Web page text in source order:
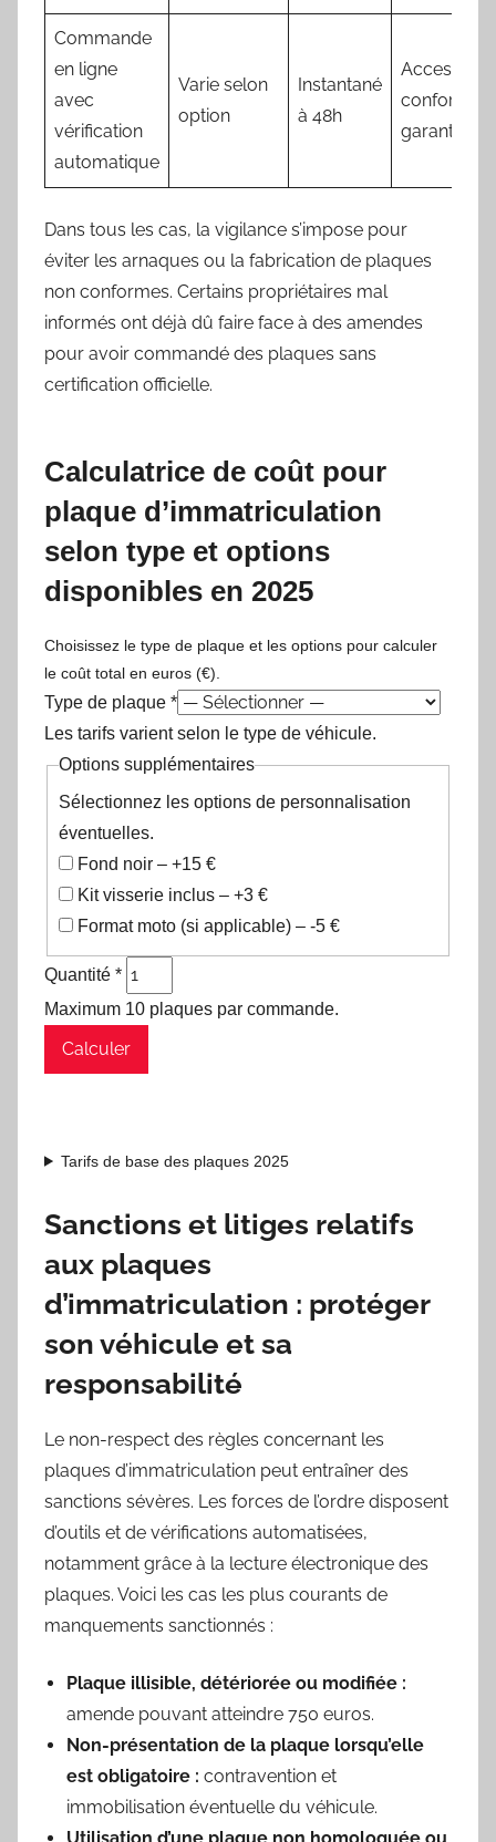
Commande
en ligne
avec
vérification
automatique
Varie selon
option
Instantané
à 48h
conformité
garanties
Dans tous les cas, la vigilance s’impose pour
éviter les arnaques ou la fabrication de plaques
non conformes. Certains propriétaires mal
informés ont déjà dû faire face à des amendes
pour avoir commandé des plaques sans
certification officielle.
Calculatrice de coût pour
plaque d’immatriculation
selon type et options
disponibles en 2025
Choisissez le type de plaque et les options pour calculer
le coût total en euros (€).
Type de plaque *
Les tarifs varient selon le type de véhicule.
Options supplémentaires
Sélectionnez les options de personnalisation
éventuelles.
Fond noir – +15 €
Kit visserie inclus – +3 €
Format moto (si applicable) – -5 €
Quantité *
Maximum 10 plaques par commande.
Calculer
Tarifs de base des plaques 2025
Sanctions et litiges relatifs
aux plaques
d’immatriculation : protéger
son véhicule et sa
responsabilité
Le non-respect des règles concernant les
plaques d’immatriculation peut entraîner des
sanctions sévères. Les forces de l’ordre disposent
d’outils et de vérifications automatisées,
notamment grâce à la lecture électronique des
plaques. Voici les cas les plus courants de
manquements sanctionnés :
Plaque illisible, détériorée ou modifiée :
amende pouvant atteindre 750 euros.
Non-présentation de la plaque lorsqu’elle
est obligatoire : contravention et
immobilisation éventuelle du véhicule.